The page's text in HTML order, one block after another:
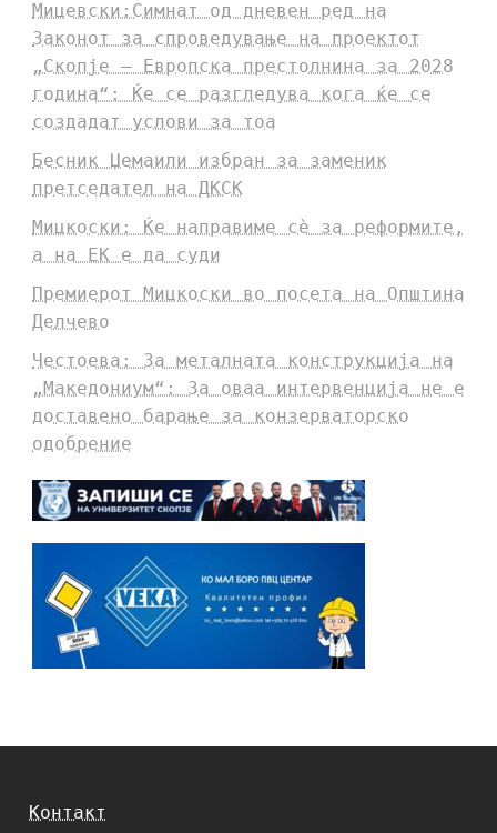
Мицевски:Симнат од дневен ред на
Законот за спроведување на проектот
„Скопје – Европска престолнина за 2028
година“: Ќе се разгледува кога ќе се
создадат услови за тоа
Бесник Џемаили избран за заменик
претседател на ДКСК
Мицкоски: Ќе направиме сè за реформите,
а на ЕК е да суди
Премиерот Мицкоски во посета на Општина
Делчево
Честоева: За металната конструкција на
„Македониум“: За оваа интервенција не е
доставено барање за конзерваторско
одобрение
Контакт